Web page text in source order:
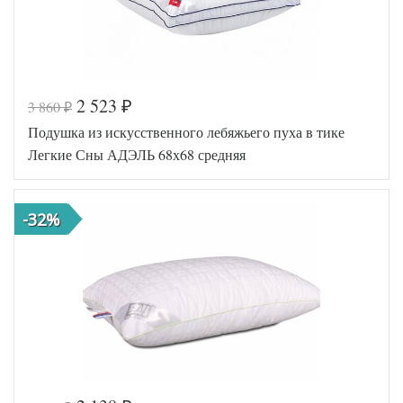
Код товара
547-180
Артикул
BP46300
4657610
6
Плотность
Средняя
Размер
подушки
перо
Производитель
Belpol
(Россия)
3 860₽ 2 523 ₽
Подушка из искусственного лебяжьего пуха в тике
Легкие Сны АДЭЛЬ 68х68 средняя
-32%